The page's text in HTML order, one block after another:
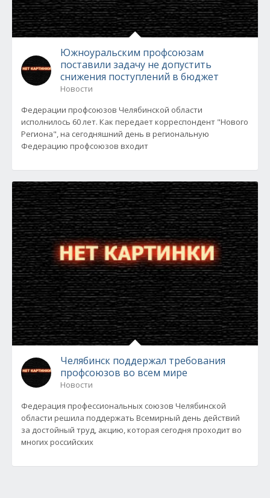
Южноуральским профсоюзам
поставили задачу не допустить
снижения поступлений в бюджет
Новости
Федерации профсоюзов Челябинской области
исполнилось 60 лет. Как передает корреспондент "Нового
Региона", на сегодняшний день в региональную
Федерацию профсоюзов входит
Челябинск поддержал требования
профсоюзов во всем мире
Новости
Федерация профессиональных союзов Челябинской
области решила поддержать Всемирный день действий
за достойный труд, акцию, которая сегодня проходит во
многих российских